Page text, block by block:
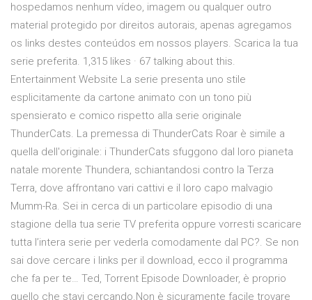
hospedamos nenhum vídeo, imagem ou qualquer outro
material protegido por direitos autorais, apenas agregamos
os links destes conteúdos em nossos players. Scarica la tua
serie preferita. 1,315 likes · 67 talking about this.
Entertainment Website La serie presenta uno stile
esplicitamente da cartone animato con un tono più
spensierato e comico rispetto alla serie originale
ThunderCats. La premessa di ThunderCats Roar è simile a
quella dell'originale: i ThunderCats sfuggono dal loro pianeta
natale morente Thundera, schiantandosi contro la Terza
Terra, dove affrontano vari cattivi e il loro capo malvagio
Mumm-Ra. Sei in cerca di un particolare episodio di una
stagione della tua serie TV preferita oppure vorresti scaricare
tutta l’intera serie per vederla comodamente dal PC?. Se non
sai dove cercare i links per il download, ecco il programma
che fa per te… Ted, Torrent Episode Downloader, è proprio
quello che stavi cercando.Non è sicuramente facile trovare